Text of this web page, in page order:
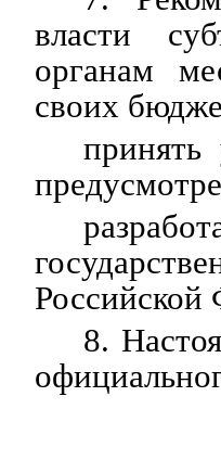
власти
органам
своих
принять
8.